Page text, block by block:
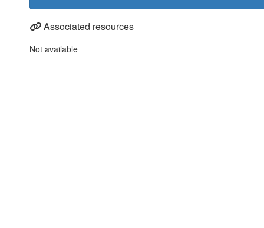
Associated resources
Not available